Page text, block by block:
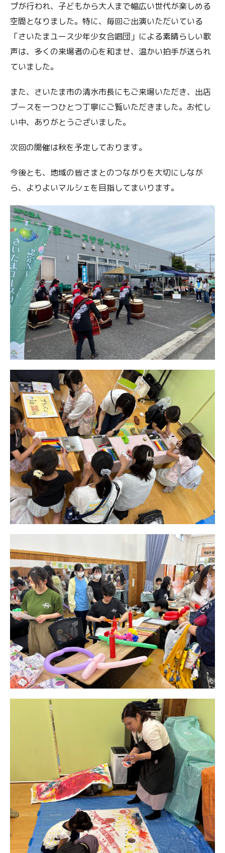
プが行われ、子どもから大人まで幅広い世代が楽しめる
空間となりました。特に、毎回ご出演いただいている
「さいたまユース少年少女合唱団」による素晴らしい歌
声は、多くの来場者の心を和ませ、温かい拍手が送られ
ていました。
また、さいたま市の清水市長にもご来場いただき、出店
ブースを一つひとつ丁寧にご覧いただきました。お忙し
い中、ありがとうございました。
次回の開催は秋を予定しております。
今後とも、地域の皆さまとのつながりを大切にしなが
ら、よりよいマルシェを目指してまいります。